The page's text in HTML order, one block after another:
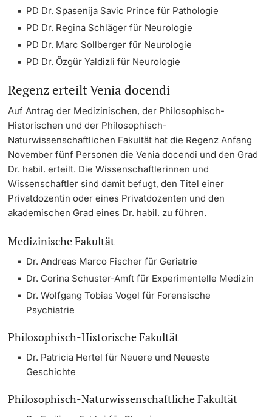
PD Dr. Spasenija Savic Prince für Pathologie
PD Dr. Regina Schläger für Neurologie
PD Dr. Marc Sollberger für Neurologie
PD Dr. Özgür Yaldizli für Neurologie
Regenz erteilt Venia docendi
Auf Antrag der Medizinischen, der Philosophisch-
Historischen und der Philosophisch-
Naturwissenschaftlichen Fakultät hat die Regenz Anfang
November fünf Personen die Venia docendi und den Grad
Dr. habil. erteilt. Die Wissenschaftlerinnen und
Wissenschaftler sind damit befugt, den Titel einer
Privatdozentin oder eines Privatdozenten und den
akademischen Grad eines Dr. habil. zu führen.
Medizinische Fakultät
Dr. Andreas Marco Fischer für Geriatrie
Dr. Corina Schuster-Amft für Experimentelle Medizin
Dr. Wolfgang Tobias Vogel für Forensische
Psychiatrie
Philosophisch-Historische Fakultät
Dr. Patricia Hertel für Neuere und Neueste
Geschichte
Philosophisch-Naturwissenschaftliche Fakultät